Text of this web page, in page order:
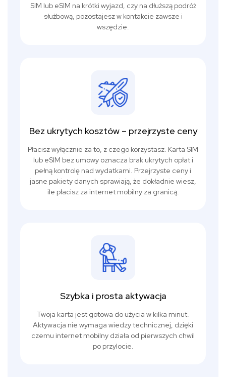
SIM lub eSIM na krótki wyjazd, czy na dłuższą podróż
służbową, pozostajesz w kontakcie zawsze i
wszędzie.
Bez ukrytych kosztów – przejrzyste ceny
Płacisz wyłącznie za to, z czego korzystasz. Karta SIM
lub eSIM bez umowy oznacza brak ukrytych opłat i
pełną kontrolę nad wydatkami. Przejrzyste ceny i
jasne pakiety danych sprawiają, że dokładnie wiesz,
ile płacisz za internet mobilny za granicą.
Szybka i prosta aktywacja
Twoja karta jest gotowa do użycia w kilka minut.
Aktywacja nie wymaga wiedzy technicznej, dzięki
czemu internet mobilny działa od pierwszych chwil
po przylocie.